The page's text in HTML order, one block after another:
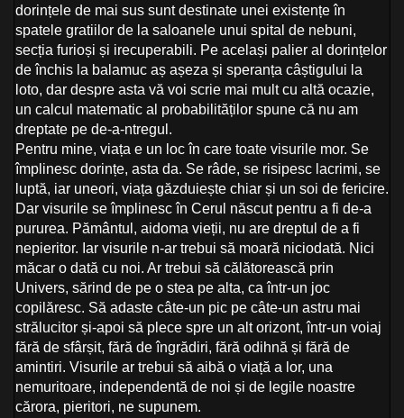
dorințele de mai sus sunt destinate unei existențe în
spatele gratiilor de la saloanele unui spital de nebuni,
secția furioși și irecuperabili. Pe același palier al dorințelor
de închis la balamuc aș așeza și speranța câștigului la
loto, dar despre asta vă voi scrie mai mult cu altă ocazie,
un calcul matematic al probabilităților spune că nu am
dreptate pe de-a-ntregul.
Pentru mine, viața e un loc în care toate visurile mor. Se
împlinesc dorințe, asta da. Se râde, se risipesc lacrimi, se
luptă, iar uneori, viața găzduiește chiar și un soi de fericire.
Dar visurile se împlinesc în Cerul născut pentru a fi de-a
pururea. Pământul, aidoma vieții, nu are dreptul de a fi
nepieritor. Iar visurile n-ar trebui să moară niciodată. Nici
măcar o dată cu noi. Ar trebui să călătorească prin
Univers, sărind de pe o stea pe alta, ca într-un joc
copilăresc. Să adaste câte-un pic pe câte-un astru mai
strălucitor și-apoi să plece spre un alt orizont, într-un voiaj
fără de sfârșit, fără de îngrădiri, fără odihnă și fără de
amintiri. Visurile ar trebui să aibă o viață a lor, una
nemuritoare, independentă de noi și de legile noastre
cărora, pieritori, ne supunem.